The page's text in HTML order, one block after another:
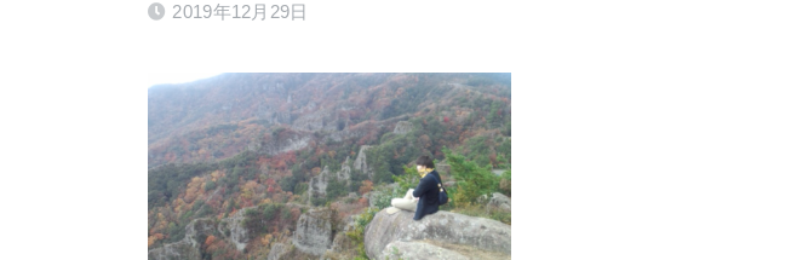
2019年12月29日